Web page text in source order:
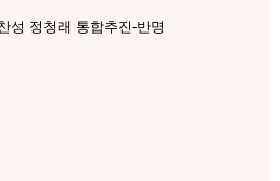
성 정청래 통합추진-반명